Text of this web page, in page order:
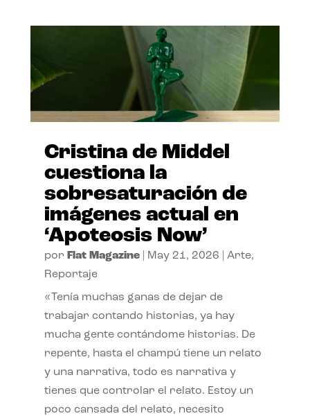
Cristina de Middel
cuestiona la
sobresaturación de
imágenes actual en
‘Apoteosis Now’
por Flat Magazine| May 21, 2026 Arte,
Reportaje
«Tenía muchas ganas de dejar de
trabajar contando historias, ya hay
mucha gente contándome historias. De
repente, hasta el champú tiene un relato
y una narrativa, todo es narrativa y
tienes que controlar el relato. Estoy un
poco cansada del relato, necesito